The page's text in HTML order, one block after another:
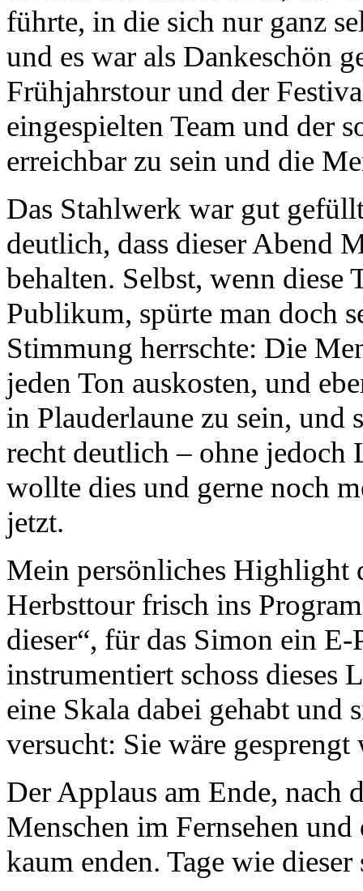
führte, in die sich nur ganz
und es war als Dankeschön
Frühjahrstour und der
eingespielten Team und der
erreichbar zu sein und die
Das Stahlwerk war gut
deutlich, dass dieser Abend
behalten. Selbst, wenn diese
Publikum, spürte man doch
Stimmung herrschte: Die
jeden Ton auskosten, und
in Plauderlaune zu sein, und
recht deutlich – ohne jedoch
wollte dies und gerne noch
jetzt.
Mein persönliches Highlight
Herbsttour frisch ins
dieser“, für das Simon ein
instrumentiert schoss dieses
eine Skala dabei gehabt und
versucht: Sie wäre
Der Applaus am Ende, nach
Menschen im Fernsehen
kaum enden. Tage wie